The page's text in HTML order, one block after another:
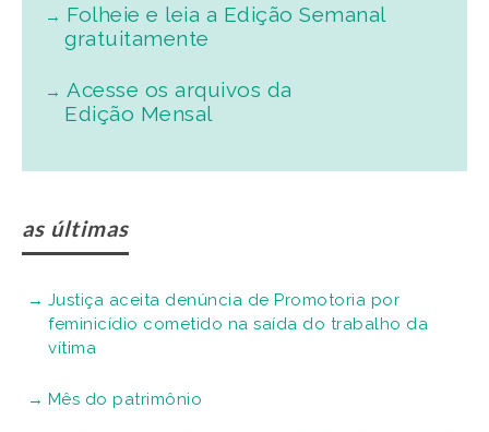
Folheie e leia a Edição Semanal
gratuitamente
Acesse os arquivos da
Edição Mensal
as últimas
Justiça aceita denúncia de Promotoria por
feminicídio cometido na saída do trabalho da
vítima
Mês do patrimônio